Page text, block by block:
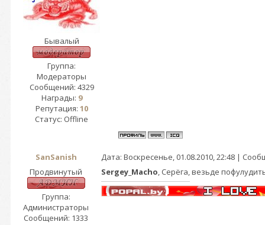
Бывалый
Группа:
Модераторы
Сообщений: 4329
Награды: 9
Репутация: 10
Статус: Offline
SanSanish
Дата: Воскресенье, 01.08.2010, 22:48 |
Продвинутый
Группа:
Администраторы
Сообщений: 1333
Sergey_Macho, Серёга, везьде